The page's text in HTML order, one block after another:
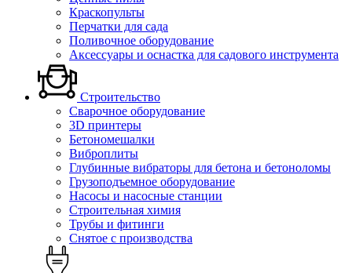
Краскопульты
Перчатки для сада
Поливочное оборудование
Аксессуары и оснастка для садового инструмента
Строительство
Сварочное оборудование
3D принтеры
Бетономешалки
Виброплиты
Глубинные вибраторы для бетона и бетоноломы
Грузоподъемное оборудование
Насосы и насосные станции
Строительная химия
Трубы и фитинги
Снятое с производства